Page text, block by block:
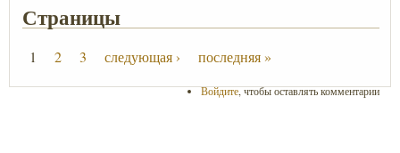
Страницы
1 2 3 следующая › последняя »
Войдите, чтобы оставлять комментарии